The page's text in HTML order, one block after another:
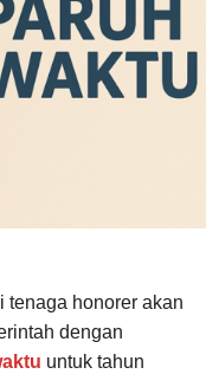
tenaga honorer akan
dengan
untuk tahun